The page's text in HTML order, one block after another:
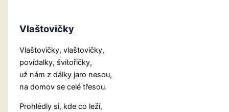
Vlaštovičky
Vlaštovičky, vlaštovičky,
povídalky, švitořičky,
už nám z dálky jaro nesou,
na domov se celé třesou.
Prohlédly si, kde co leží,